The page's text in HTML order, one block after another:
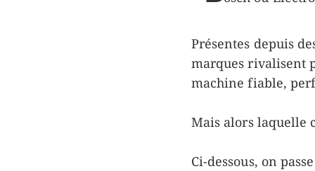
Présentes depuis
marques rivalisent
machine fiable,
Mais alors laquelle
Ci-dessous, on